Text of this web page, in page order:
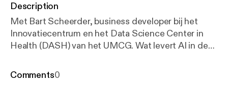
Description
Met Bart Scheerder, business developer bij het
Innovatiecentrum en het Data Science Center in
Health (DASH) van het UMCG. Wat levert AI in de
toepassingen die top down worden bedacht vaak,
Comments0